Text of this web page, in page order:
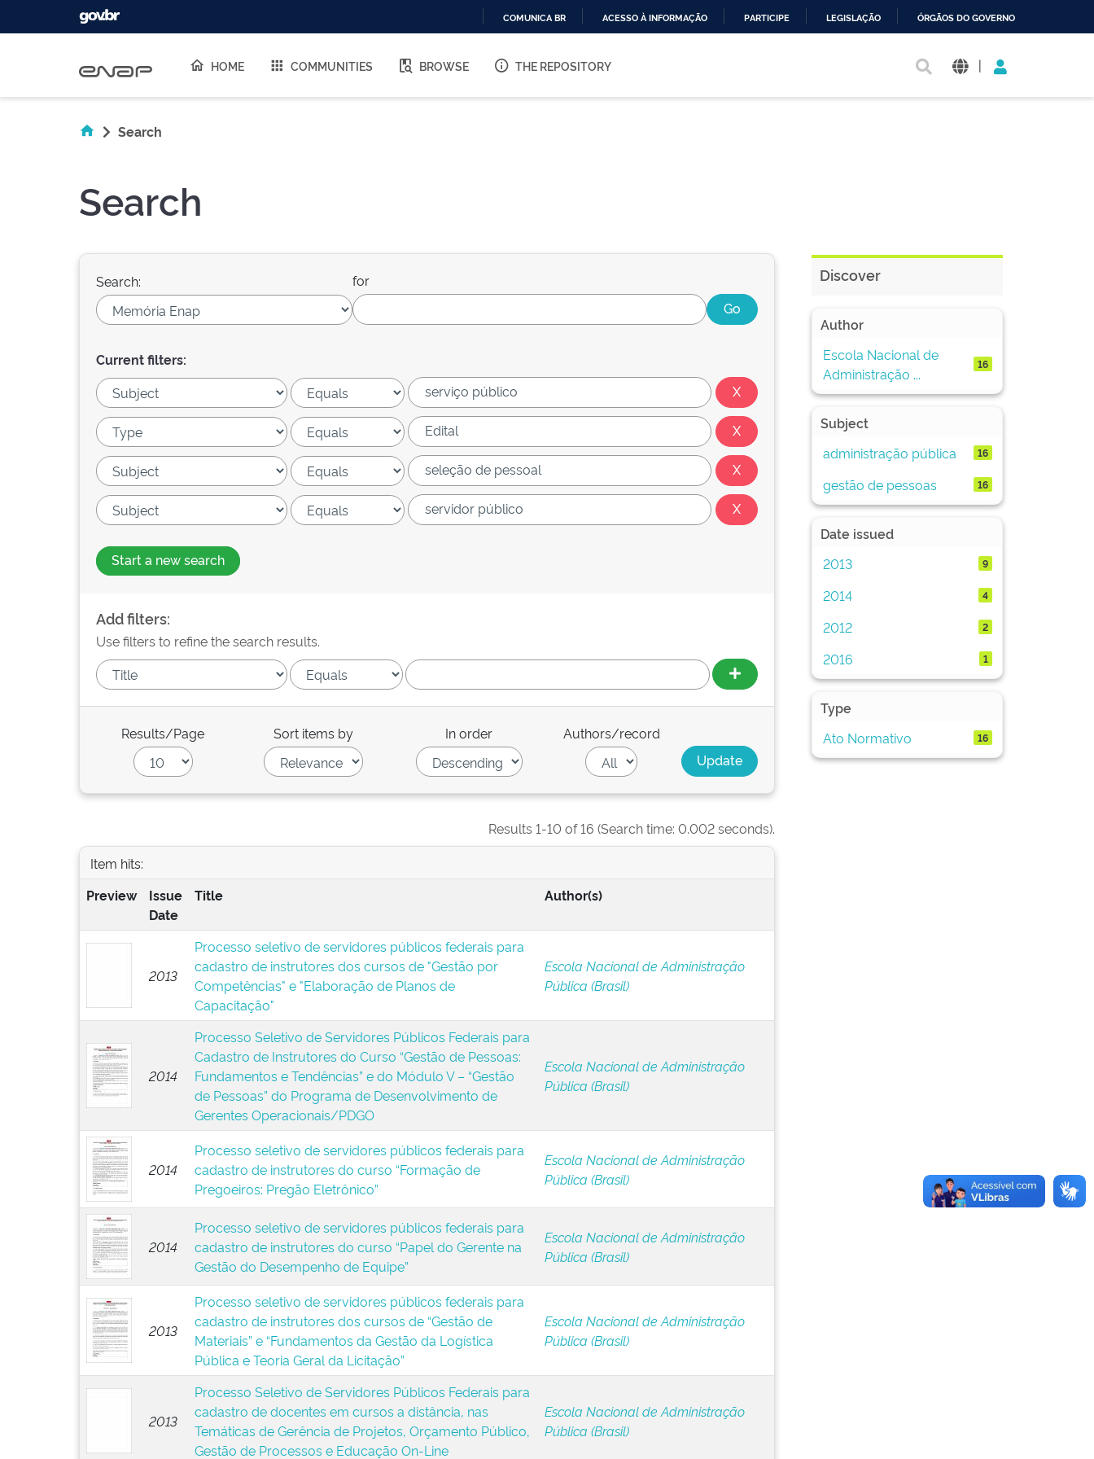
O
COMUNICA BR ACESSO À INFORMAÇÃO PARTICIPE LEGISLAÇÃO ÓRGÃOS DO GOVERNO
HOME COMMUNITIES BROWSE THE REPOSITORY |
Search
Search
Search: for
Current filters:
Start a new search
Add filters:
Use filters to refine the search results.
Results/Page Sort items by In order Authors/record
Results 1-10 of 16 (Search time: 0.002 seconds).
Item hits:
Preview
Issue
Date
Title Author(s)
2013
Processo seletivo de servidores públicos federais para
cadastro de instrutores dos cursos de "Gestão por
Competências" e "Elaboração de Planos de
Capacitação"
Escola Nacional de Administração
Pública (Brasil)
2014
Processo Seletivo de Servidores Públicos Federais para
Cadastro de Instrutores do Curso “Gestão de Pessoas:
Fundamentos e Tendências” e do Módulo V – “Gestão
de Pessoas” do Programa de Desenvolvimento de
Gerentes Operacionais/PDGO
Escola Nacional de Administração
Pública (Brasil)
2014
Processo seletivo de servidores públicos federais para
cadastro de instrutores do curso “Formação de
Pregoeiros: Pregão Eletrônico”
Escola Nacional de Administração
Pública (Brasil)
2014
Processo seletivo de servidores públicos federais para
cadastro de instrutores do curso “Papel do Gerente na
Gestão do Desempenho de Equipe”
Escola Nacional de Administração
Pública (Brasil)
2013
Processo seletivo de servidores públicos federais para
cadastro de instrutores dos cursos de “Gestão de
Materiais” e “Fundamentos da Gestão da Logística
Pública e Teoria Geral da Licitação”
Escola Nacional de Administração
Pública (Brasil)
2013
Processo Seletivo de Servidores Públicos Federais para
cadastro de docentes em cursos a distância, nas
Temáticas de Gerência de Projetos, Orçamento Público,
Gestão de Processos e Educação On-Line
Escola Nacional de Administração
Pública (Brasil)
Discover
Author
Escola Nacional de
Administração ...
16
Subject
administração pública
16
gestão de pessoas 16
Date issued
2013
9
2014 4
2012 2
2016 1
Type
Ato Normativo
16